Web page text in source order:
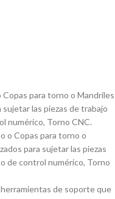
para torno o Mandriles
las piezas de trabajo
numérico, Torno CNC.
o Copas para torno o
para sujetar las piezas
de control numérico, Torno
de soporte que